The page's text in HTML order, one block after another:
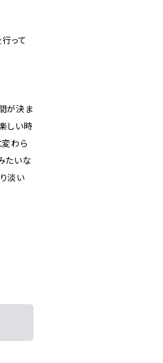
って
が決ま
しい時
変わら
たいな
淡い